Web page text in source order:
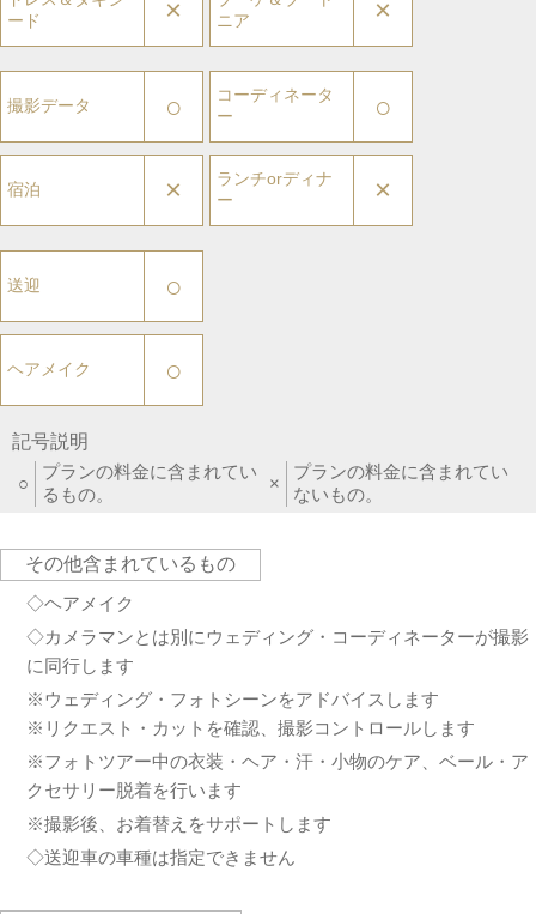
ード
×
ニア
×
撮影データ ○
宿泊 ×
コーディネータ
ー
○
ランチorディナ
ー
×
送迎 ○
ヘアメイク ○
記号説明
○
プランの料金に含まれてい
るもの。
×
プランの料金に含まれてい
ないもの。
その他含まれているもの
◇ヘアメイク
◇カメラマンとは別にウェディング・コーディネーターが撮影
に同行します
※ウェディング・フォトシーンをアドバイスします
※リクエスト・カットを確認、撮影コントロールします
※フォトツアー中の衣装・ヘア・汗・小物のケア、ベール・ア
クセサリー脱着を行います
※撮影後、お着替えをサポートします
◇送迎車の車種は指定できません